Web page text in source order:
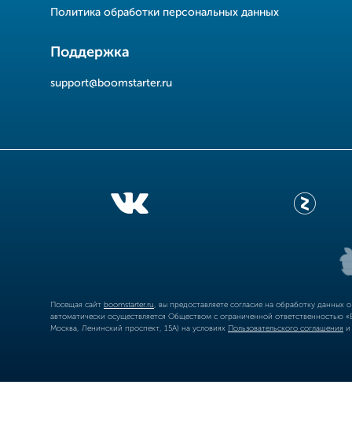
Политика обработки персональных данных
Поддержка
support@boomstarter.ru
Посещая сайт boomstarter.ru , вы предоставляете согласие на обработку
автоматически осуществляется Обществом с ограниченной
Москва, Ленинский проспект, 15А) на условиях Пользовательского соглашения и